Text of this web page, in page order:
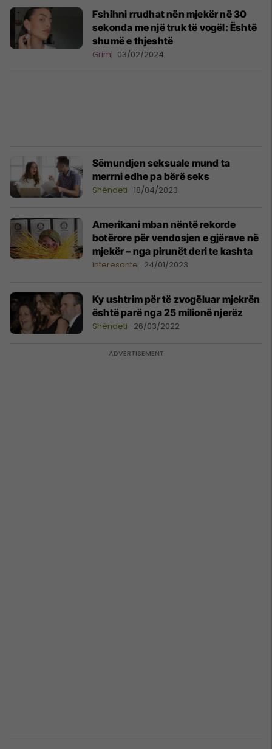
Fshihni rrudhat nën mjekër në 30
sekonda me një truk të vogël: Është
shumë e thjeshtë
Grim 03/02/2024
Sëmundjen seksuale mund ta
merrni edhe pa bërë seks
Shëndeti 18/04/2023
Amerikani mban nëntë rekorde
botërore për vendosjen e gjërave në
mjekër – nga pirunët deri te kashta
Interesante 24/01/2023
Ky ushtrim për të zvogëluar mjekrën
është parë nga 25 milionë njerëz
Shëndeti 26/03/2022